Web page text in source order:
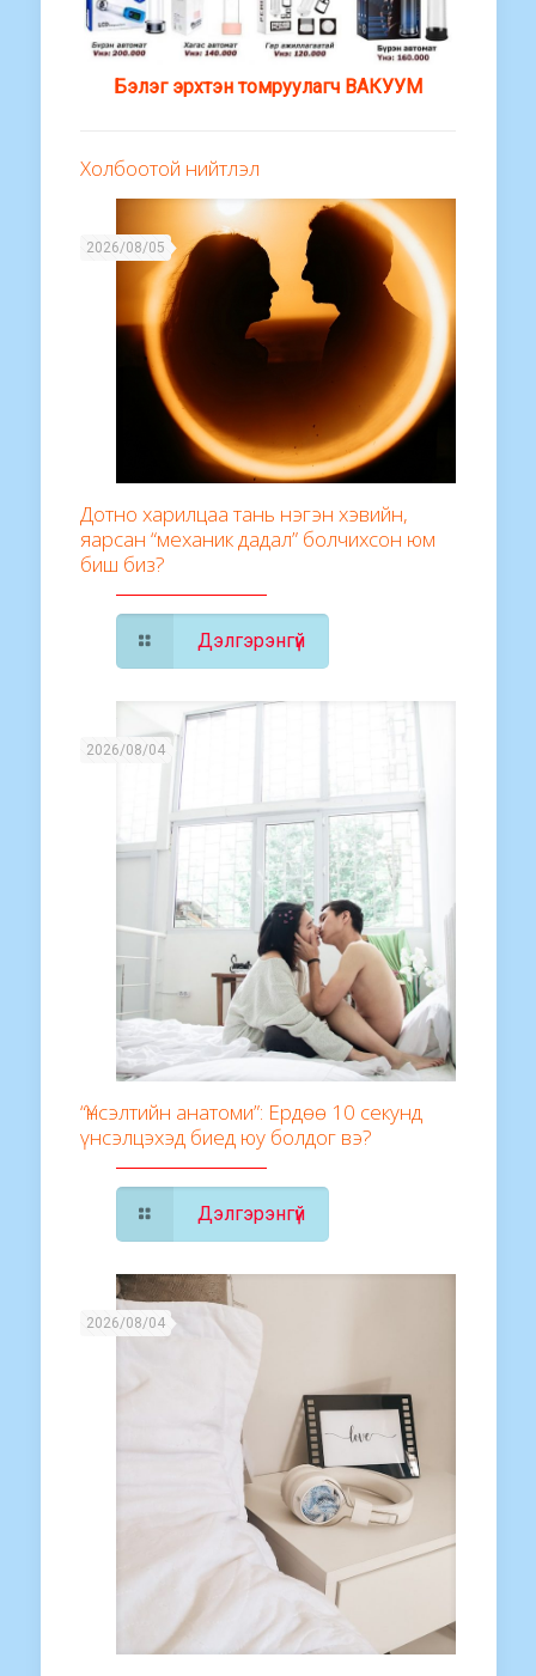
Бэлэг эрхтэн томруулагч ВАКУУМ
Холбоотой нийтлэл
2026/08/05
Дотно харилцаа тань нэгэн хэвийн,
яарсан “механик дадал” болчихсон юм
биш биз?
Дэлгэрэнгүй
2026/08/04
“Үнсэлтийн анатоми”: Ердөө 10 секунд
үнсэлцэхэд биед юу болдог вэ?
Дэлгэрэнгүй
2026/08/04